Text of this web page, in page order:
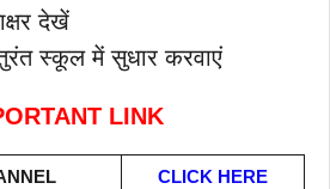
देखें
स्कूल में सुधार करवाएं
LINK
CLICK HERE